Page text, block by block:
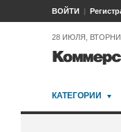
ВОЙТИ
28 ИЮЛЯ,
КАТЕГОРИИ